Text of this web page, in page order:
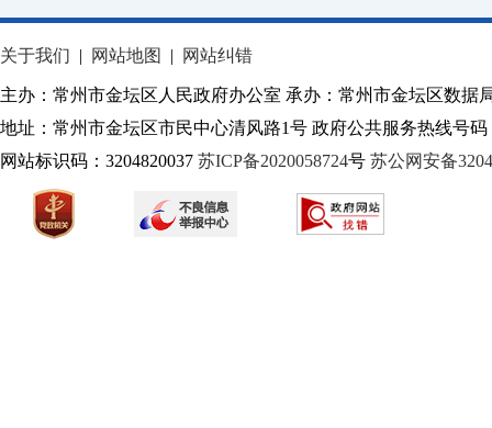
关于我们 | 网站地图 | 网站纠错
主办：常州市金坛区人民政府办公室 承办：常州市金坛区数据
地址：常州市金坛区市民中心清风路1号 政府公共服务热线号码
网站标识码：3204820037 苏ICP备2020058724号 苏公网安备